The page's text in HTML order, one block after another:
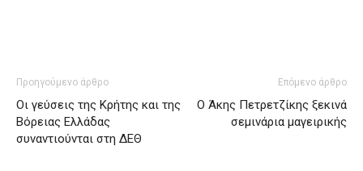
Προηγούμενο άρθρο
Οι γεύσεις της Κρήτης και της
Βόρειας Ελλάδας
συναντιούνται στη ΔΕΘ
Επόμενο άρθρο
Ο Άκης Πετρετζίκης ξεκινά
σεμινάρια μαγειρικής